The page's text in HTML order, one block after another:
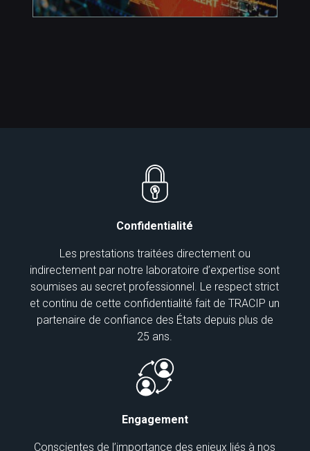
Confidentialité
Les prestations traitées directement ou
indirectement par notre laboratoire d’expertise sont
soumises au secret professionnel. Le respect strict
et continu de cette confidentialité fait de TRACIP un
partenaire de confiance des États depuis plus de
25 ans.
Engagement
Conscientes de l’importance des enjeux liés à nos